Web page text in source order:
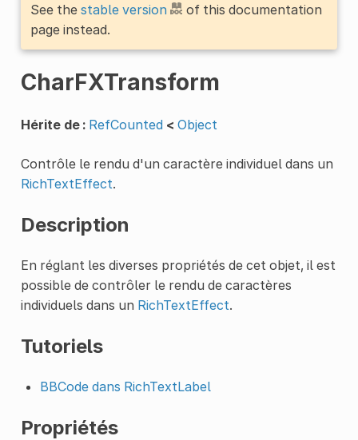
See the stable version
of this documentation
page instead.
CharFXTransform
Hérite de : RefCounted < Object
Contrôle le rendu d'un caractère individuel dans un
RichTextEffect.
Description
En réglant les diverses propriétés de cet objet, il est
possible de contrôler le rendu de caractères
individuels dans un RichTextEffect.
Tutoriels
BBCode dans RichTextLabel
Propriétés